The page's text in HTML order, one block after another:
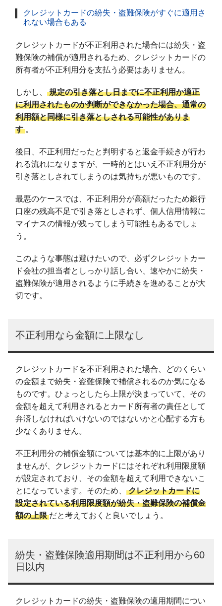
クレジットカードの紛失・盗難保険がすぐに適用さ
れない場合もある
クレジットカードが不正利用された場合には紛失・盗
難保険の補償が適用されるため、クレジットカードの
所有者が不正利用分を支払う必要はありません。
しかし、 規定の引き落とし日までに不正利用か適正
に利用されたものか判断ができなかった場合、通常の
利用額と同様に引き落としされる可能性がありま
す 。
後日、不正利用だったと判明すると返金手続きが行わ
れる流れになりますが、一時的とはいえ不正利用分が
引き落としされてしまうのは気持ちが悪いものです。
最悪のケースでは、不正利用分が高額だったため銀行
口座の残高不足で引き落としされず、個人信用情報に
マイナスの情報が残ってしまう可能性もあるでしょ
う。
このような事態は避けたいので、必ずクレジットカー
ド会社の担当者としっかり話し合い、速やかに紛失・
盗難保険が適用されるように手続きを進めることが大
切です。
不正利用なら金額に上限なし
クレジットカードを不正利用された場合、どのくらい
の金額まで紛失・盗難保険で補償されるのか気になる
ものです。ひょっとしたら上限が決まっていて、その
金額を超えて利用されるとカード所有者の責任として
弁済しなければいけないのではないかと心配する方も
少なくありません。
不正利用分の補償金額については基本的に上限があり
ませんが、クレジットカードにはそれぞれ利用限度額
が設定されており、その金額を超えて利用できないこ
とになっています。そのため、 クレジットカードに
設定されている利用限度額が紛失・盗難保険の補償金
額の上限 だと考えておくと良いでしょう。
紛失・盗難保険適用期間は不正利用から60
日以内
クレジットカードの紛失・盗難保険の適用期間につい